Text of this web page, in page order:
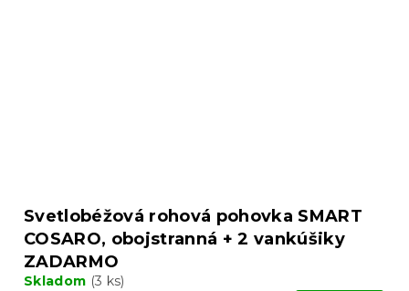
Svetlobéžová rohová pohovka SMART
COSARO, obojstranná + 2 vankúšiky
ZADARMO
Skladom (3 ks)